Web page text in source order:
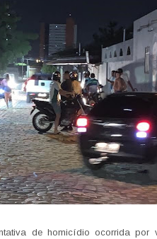
de homicídio ocorrida por